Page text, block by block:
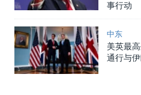
事行动
中东
美英最
通行与